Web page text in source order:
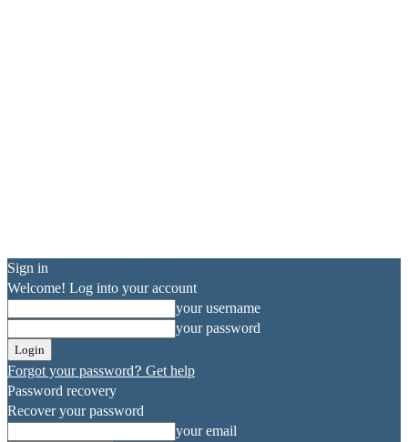
Sign in
Welcome! Log into your account
your username
your password
Forgot your password? Get help
Password recovery
Recover your password
your email